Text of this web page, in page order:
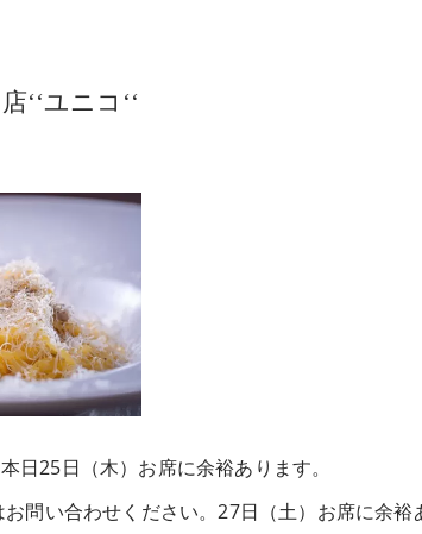
‘‘ユニコ‘‘
日25日（木）お席に余裕あります。
問い合わせください。27日（土）お席に余裕